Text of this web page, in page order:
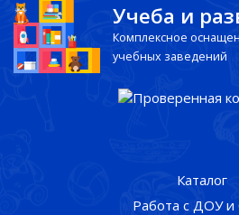
Учеба и
Комплексное
учебных заведений
Каталог
Работа с ДОУ